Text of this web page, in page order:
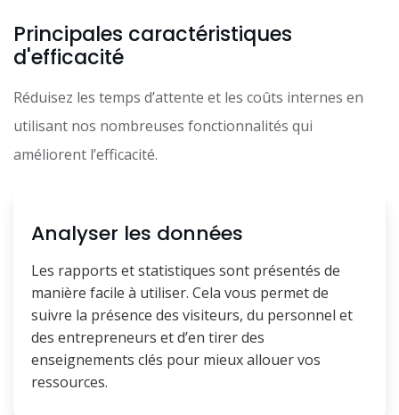
Principales caractéristiques
d'efficacité
Réduisez les temps d’attente et les coûts internes en
utilisant nos nombreuses fonctionnalités qui
améliorent l’efficacité.
Analyser les données
Les rapports et statistiques sont présentés de
manière facile à utiliser. Cela vous permet de
suivre la présence des visiteurs, du personnel et
des entrepreneurs et d’en tirer des
enseignements clés pour mieux allouer vos
ressources.